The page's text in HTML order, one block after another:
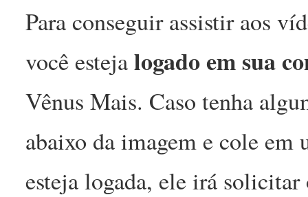
Para conseguir assistir aos
você estejalogado em sua
Vênus Mais. Caso tenha
abaixo da imagem e cole em
esteja logada, ele irá